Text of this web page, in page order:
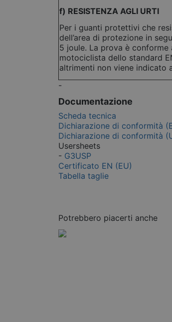
f) RESISTENZA AGLI URTI
Per i guanti protettivi che
dell’area di protezione in
5 joule. La prova è
motociclista dello standard
altrimenti non viene indicato
-
Documentazione
Scheda tecnica
Dichiarazione di conformità
Dichiarazione di conformità
Usersheets
- G3USP
Certificato EN (EU)
Tabella taglie
Potrebbero piacerti anche